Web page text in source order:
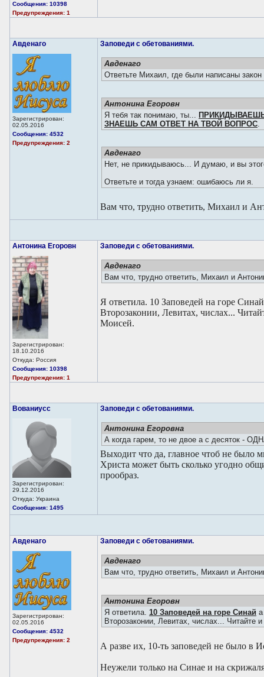
Сообщения: 10398
Предупреждения: 1
Авденаго
Зарегистрирован:
02.05.2016
Сообщения: 4532
Предупреждения: 2
Заповеди с обетованиями.
Авденаго
Ответьте Михаил, где были написаны
Антонина Егоровн
Я тебя так понимаю, ты...
ЗНАЕШЬ САМ ОТВЕТ НА ТВОЙ ВОПРОС.
Авденаго
Нет, не прикидываюсь... И думаю, и вы
Ответьте и тогда узнаем: ошибаюсь ли я.
Вам что, трудно ответить, Михаил и
Антонина Егоровн
Зарегистрирован:
18.10.2016
Откуда: Россия
Сообщения: 10398
Предупреждения: 1
Заповеди с обетованиями.
Авденаго
Вам что, трудно ответить, Михаил и
Я ответила. 10 Заповедей на горе
Второзаконии, Левитах, числах...
Моисей.
Вованиусc
Зарегистрирован:
29.12.2016
Откуда: Украина
Сообщения: 1495
Заповеди с обетованиями.
Антонина Егоровна
А когда гарем, то не двое а с десяток -
Выходит что да, главное чтоб не было
Христа может быть сколько угодно
прообраз.
Авденаго
Зарегистрирован:
02.05.2016
Сообщения: 4532
Предупреждения: 2
Заповеди с обетованиями.
Авденаго
Вам что, трудно ответить, Михаил и
Антонина Егоровн
Я ответила. 10 Заповедей на горе Синай
Второзаконии, Левитах, числах... Читайте
А разве их, 10-ть заповедей не было в
Неужели только на Синае и на